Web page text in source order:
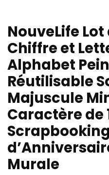
NouveLife
Chiffre et
Alphabet
Réutilisable
Majuscule
Caractère de
Murale